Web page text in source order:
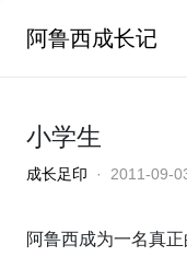
阿鲁西成长记
小学生
成长足印 · 2011-09-
阿鲁西成为一名真正